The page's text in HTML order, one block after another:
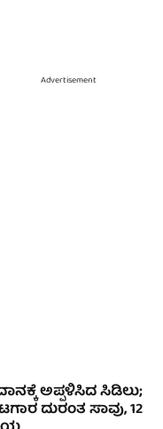
Advertisement
ಅಪ್ಪಳಿಸಿದ ಸಿಡಿಲು;
ದುರಂತ ಸಾವು, 12